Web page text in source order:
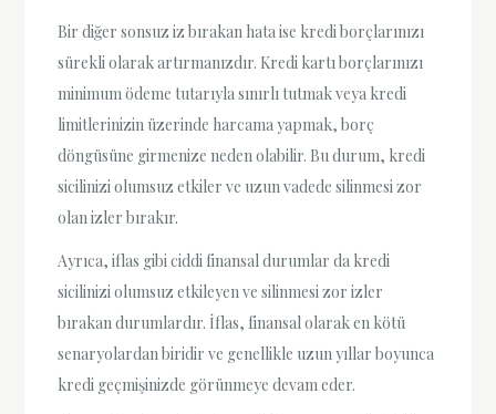
Bir diğer sonsuz iz bırakan hata ise kredi borçlarınızı
sürekli olarak artırmanızdır. Kredi kartı borçlarınızı
minimum ödeme tutarıyla sınırlı tutmak veya kredi
limitlerinizin üzerinde harcama yapmak, borç
döngüsüne girmenize neden olabilir. Bu durum, kredi
sicilinizi olumsuz etkiler ve uzun vadede silinmesi zor
olan izler bırakır.
Ayrıca, iflas gibi ciddi finansal durumlar da kredi
sicilinizi olumsuz etkileyen ve silinmesi zor izler
bırakan durumlardır. İflas, finansal olarak en kötü
senaryolardan biridir ve genellikle uzun yıllar boyunca
kredi geçmişinizde görünmeye devam eder.